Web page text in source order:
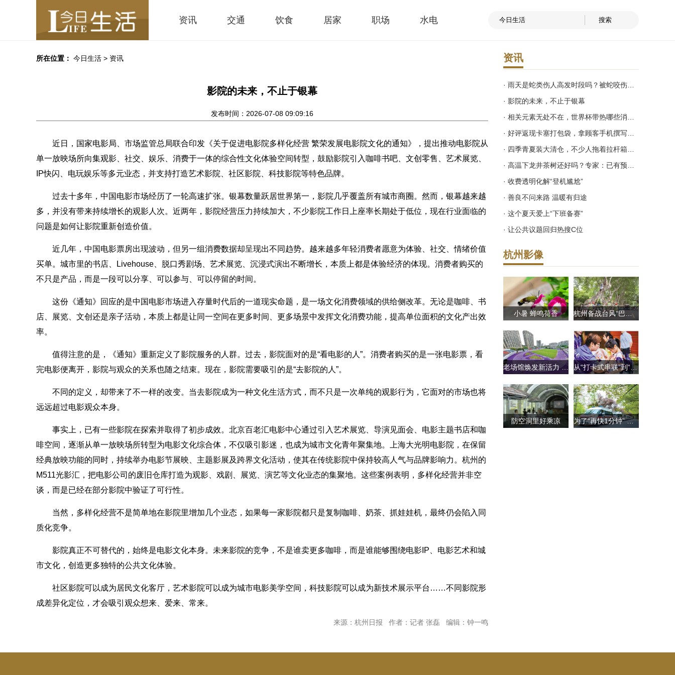
资讯 交通 饮食 居家 职场 水电
所在位置： 今日生活 > 资讯
影院的未来，不止于银幕
发布时间：2026-07-08 09:09:16
近日，国家电影局、市场监管总局联合印发《关于促进电影院多样化经营 繁荣发展电影院文化的通知》，提出推动电影院从
单一放映场所向集观影、社交、娱乐、消费于一体的综合性文化体验空间转型，鼓励影院引入咖啡书吧、文创零售、艺术展览、
IP快闪、电玩娱乐等多元业态，并支持打造艺术影院、社区影院、科技影院等特色品牌。
过去十多年，中国电影市场经历了一轮高速扩张。银幕数量跃居世界第一，影院几乎覆盖所有城市商圈。然而，银幕越来越
多，并没有带来持续增长的观影人次。近两年，影院经营压力持续加大，不少影院工作日上座率长期处于低位，现在行业面临的
问题是如何让影院重新创造价值。
近几年，中国电影票房出现波动，但另一组消费数据却呈现出不同趋势。越来越多年轻消费者愿意为体验、社交、情绪价值
买单。城市里的书店、Livehouse、脱口秀剧场、艺术展览、沉浸式演出不断增长，本质上都是体验经济的体现。消费者购买的
不只是产品，而是一段可以分享、可以参与、可以停留的时间。
这份《通知》回应的是中国电影市场进入存量时代后的一道现实命题，是一场文化消费领域的供给侧改革。无论是咖啡、书
店、展览、文创还是亲子活动，本质上都是让同一空间在更多时间、更多场景中发挥文化消费功能，提高单位面积的文化产出效
率。
值得注意的是，《通知》重新定义了影院服务的人群。过去，影院面对的是“看电影的人”。消费者购买的是一张电影票，看
完电影便离开，影院与观众的关系也随之结束。现在，影院需要吸引的是“去影院的人”。
不同的定义，却带来了不一样的改变。当去影院成为一种文化生活方式，而不只是一次单纯的观影行为，它面对的市场也将
远远超过电影观众本身。
事实上，已有一些影院在探索并取得了初步成效。北京百老汇电影中心通过引入艺术展览、导演见面会、电影主题书店和咖
啡空间，逐渐从单一放映场所转型为电影文化综合体，不仅吸引影迷，也成为城市文化青年聚集地。上海大光明电影院，在保留
经典放映功能的同时，持续举办电影节展映、主题影展及跨界文化活动，使其在传统影院中保持较高人气与品牌影响力。杭州的
M511光影汇，把电影公司的废旧仓库打造为观影、戏剧、展览、演艺等文化业态的集聚地。这些案例表明，多样化经营并非空
谈，而是已经在部分影院中验证了可行性。
当然，多样化经营不是简单地在影院里增加几个业态，如果每一家影院都只是复制咖啡、奶茶、抓娃娃机，最终仍会陷入同
质化竞争。
影院真正不可替代的，始终是电影文化本身。未来影院的竞争，不是谁卖更多咖啡，而是谁能够围绕电影IP、电影艺术和城
市文化，创造更多独特的公共文化体验。
社区影院可以成为居民文化客厅，艺术影院可以成为城市电影美学空间，科技影院可以成为新技术展示平台……不同影院形
成差异化定位，才会吸引观众想来、爱来、常来。
来源：杭州日报 作者：记者 张磊 编辑：钟一鸣
资讯
· 影院的未来，不止于银幕
· 收费透明化解“登机尴尬”
· 善良不问来路 温暖有归途
· 这个夏天爱上“下班备赛”
· 让公共议题回归热搜C位
杭州影像
小暑 蝉鸣荷香 杭州备战台风“巴威”加固树木、水库泄洪、景区关闭
老场馆焕发新活力 杭州人的“巴黎奥运紫”跑道来了 从“打卡式串联”到“垂直深耕” 杭州的研学消费，越来越“精准”
防空洞里好乘凉 为了“再快1分钟” 杭州修订条例硬磕到底